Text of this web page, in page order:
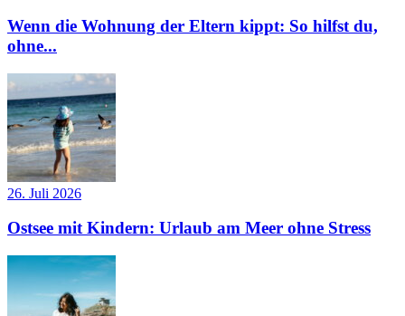
Wenn die Wohnung der Eltern kippt: So hilfst du,
ohne...
26. Juli 2026
Ostsee mit Kindern: Urlaub am Meer ohne Stress